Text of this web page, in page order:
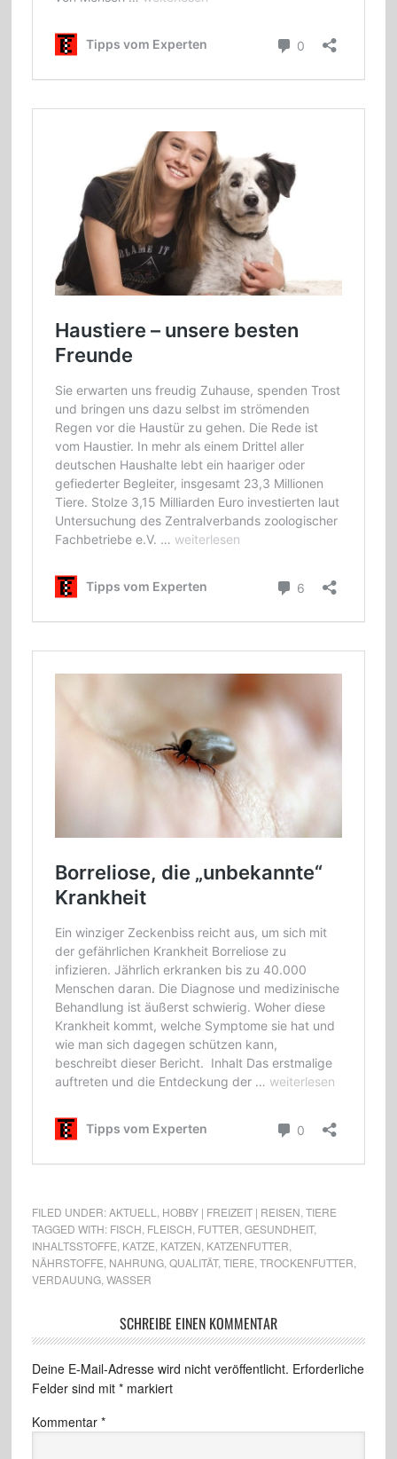
FILED UNDER:AKTUELL HOBBY | FREIZEIT | REISEN TIERE
TAGGED WITH: FISCH FLEISCH FUTTER GESUNDHEIT,
INHALTSSTOFFE KATZE KATZEN KATZENFUTTER
NÄHRSTOFFE NAHRUNG, QUALITÄT, TIERE TROCKENFUTTER
VERDAUUNG, WASSER
SCHREIBE EINEN KOMMENTAR
Deine E-Mail-Adresse wird nicht veröffentlicht. Erforderliche
Felder sind mit *markiert
Kommentar *